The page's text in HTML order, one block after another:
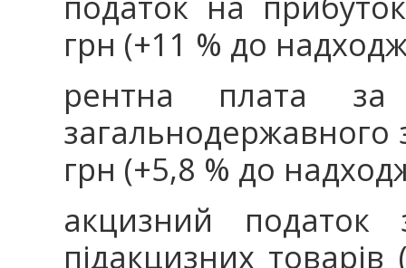
грн (+11 % до
рентна плата за
грн (+5,8 % до
акцизний податок
підакцизних